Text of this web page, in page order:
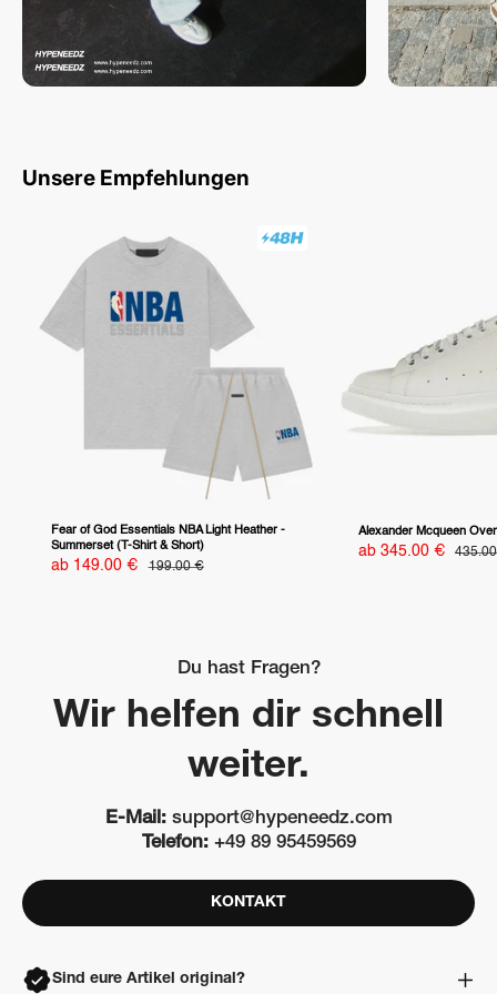
Bottom - 80% Cotton, 20% Polyester
Unsere Empfehlungen
Fear of God Essentials NBA Light Heather -
Summerset (T-Shirt & Short)
Sonderpreis
ab 149.00 € Normalpreis
199.00 €
Alexander Mcqueen
Sonderpreis
ab 345.00 €
Du hast Fragen?
Wir helfen dir schnell
weiter.
E-Mail: support@hypeneedz.com
Telefon:+49 89 95459569
KONTAKT
Sind eure Artikel original?